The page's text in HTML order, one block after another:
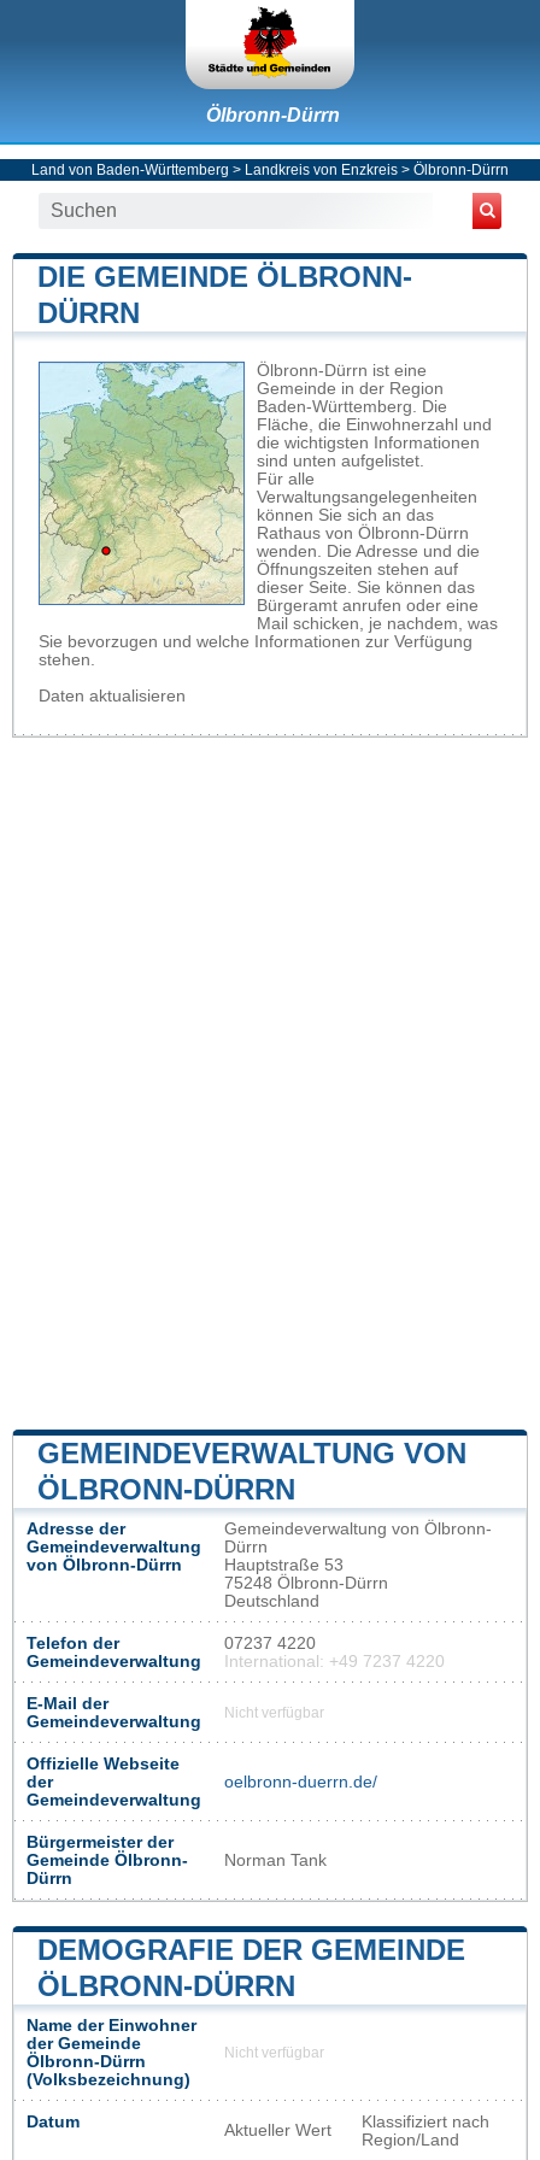
Ölbronn-Dürrn
Land von Baden-Württemberg > Landkreis von Enzkreis > Ölbronn-Dürrn
DIE GEMEINDE ÖLBRONN-
DÜRRN
Ölbronn-Dürrn ist eine
Gemeinde in der Region
Baden-Württemberg. Die
Fläche, die Einwohnerzahl und
die wichtigsten Informationen
sind unten aufgelistet.
Für alle
Verwaltungsangelegenheiten
können Sie sich an das
Rathaus von Ölbronn-Dürrn
wenden. Die Adresse und die
Öffnungszeiten stehen auf
dieser Seite. Sie können das
Bürgeramt anrufen oder eine
Mail schicken, je nachdem, was
Sie bevorzugen und welche Informationen zur Verfügung
stehen.
Daten aktualisieren
GEMEINDEVERWALTUNG VON
ÖLBRONN-DÜRRN
Adresse der
Gemeindeverwaltung
von Ölbronn-Dürrn
Gemeindeverwaltung von Ölbronn-
Dürrn
Hauptstraße 53
75248 Ölbronn-Dürrn
Deutschland
Telefon der
Gemeindeverwaltung
07237 4220
International: +49 7237 4220
E-Mail der
Gemeindeverwaltung
Nicht verfügbar
Offizielle Webseite
der
Gemeindeverwaltung
oelbronn-duerrn.de/
Bürgermeister der
Gemeinde Ölbronn-
Dürrn
Norman Tank
DEMOGRAFIE DER GEMEINDE
ÖLBRONN-DÜRRN
Name der Einwohner
der Gemeinde
Ölbronn-Dürrn
(Volksbezeichnung)
Nicht verfügbar
Datum Aktueller Wert
Klassifiziert nach
Region/Land